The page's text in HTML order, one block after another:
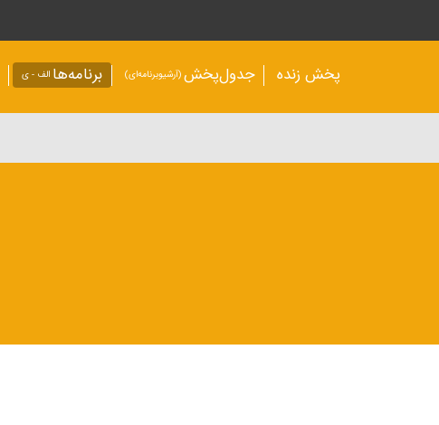
پخش زنده جدول‌پخش(آرشیو‌برنامه‌ای) برنامه‌ها الف - ی